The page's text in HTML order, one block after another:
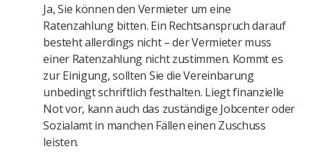
Ja, Sie können den Vermieter um eine
Ratenzahlung bitten. Ein Rechtsanspruch darauf
besteht allerdings nicht – der Vermieter muss
einer Ratenzahlung nicht zustimmen. Kommt es
zur Einigung, sollten Sie die Vereinbarung
unbedingt schriftlich festhalten. Liegt finanzielle
Not vor, kann auch das zuständige Jobcenter oder
Sozialamt in manchen Fällen einen Zuschuss
leisten.